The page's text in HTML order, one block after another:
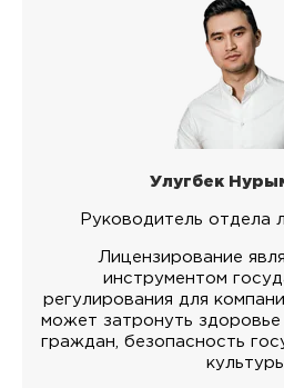
Улугбек
Руководитель отдела
Лицензирование
инструментом
регулирования для
может затронуть здоровье
граждан, безопасность